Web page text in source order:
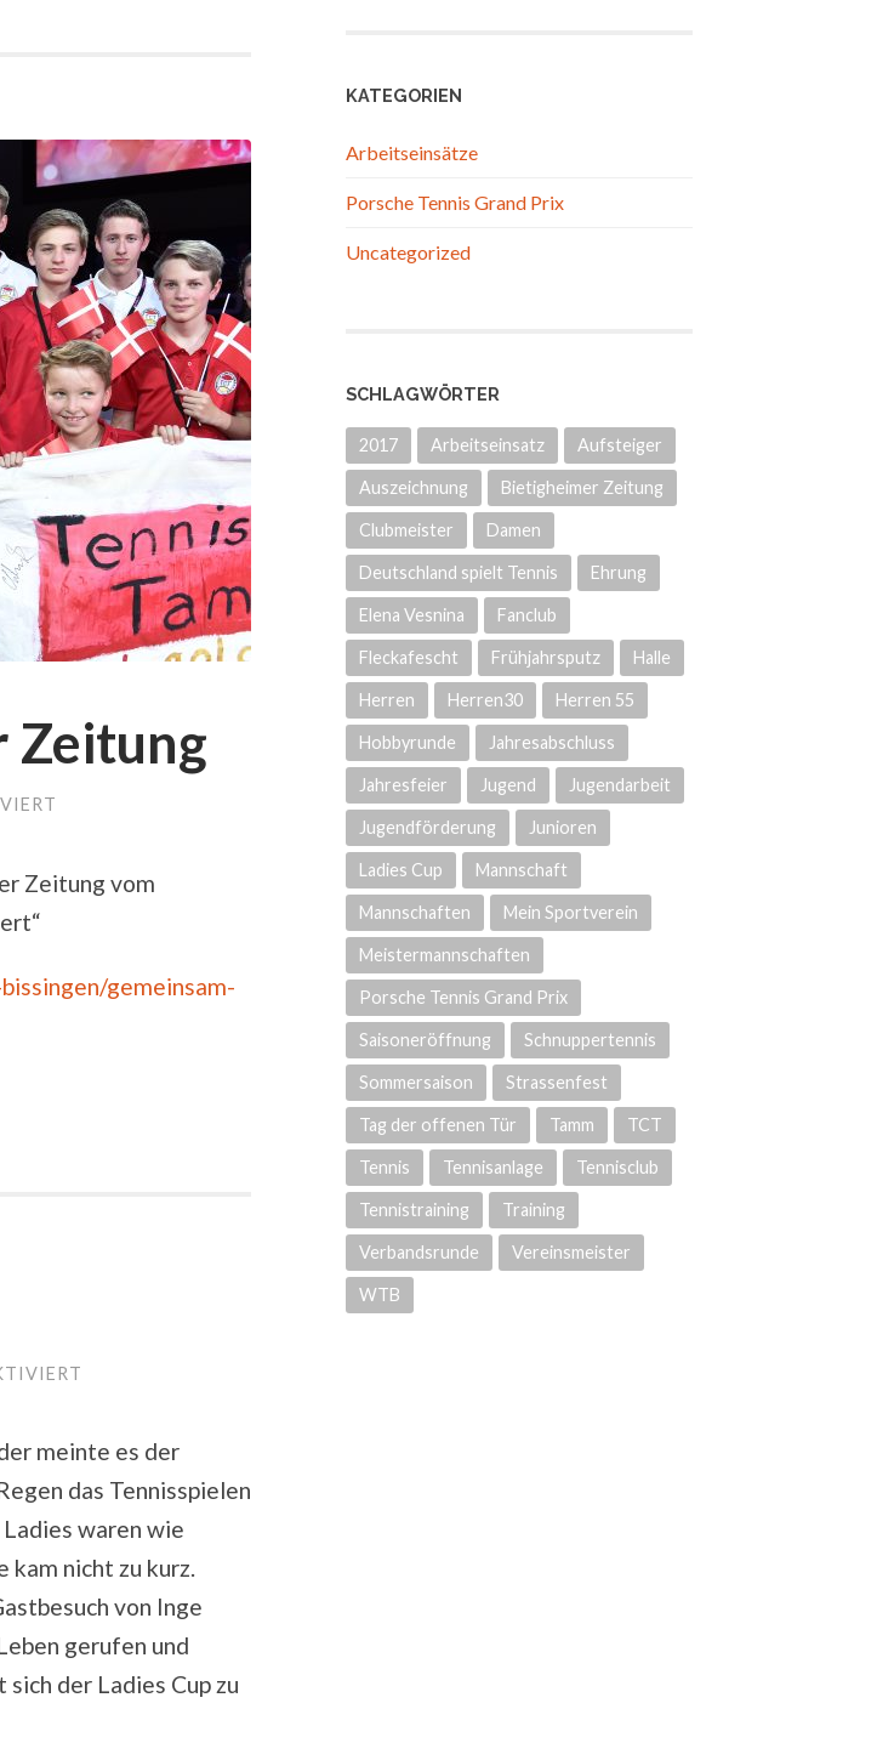
Zeitung
BIETIGHEIMER
Zeitung vom
gemeinsam-
meinte es der
das Tennisspielen
waren wie
kam nicht zu kurz.
von Inge
gerufen und
der Ladies Cup zu
KATEGORIEN
Arbeitseinsätze
Porsche Tennis Grand Prix
Uncategorized
SCHLAGWÖRTER
2017 Arbeitseinsatz Aufsteiger
Auszeichnung Bietigheimer Zeitung
Clubmeister Damen
Deutschland spielt Tennis Ehrung
Elena Vesnina Fanclub
Fleckafescht Frühjahrsputz Halle
Herren Herren30 Herren 55
Hobbyrunde Jahresabschluss
Jahresfeier Jugend Jugendarbeit
Jugendförderung Junioren
Ladies Cup Mannschaft
Mannschaften Mein Sportverein
Meistermannschaften
Porsche Tennis Grand Prix
Saisoneröffnung Schnuppertennis
Sommersaison Strassenfest
Tag der offenen Tür Tamm TCT
Tennis Tennisanlage Tennisclub
Tennistraining Training
Verbandsrunde Vereinsmeister
WTB